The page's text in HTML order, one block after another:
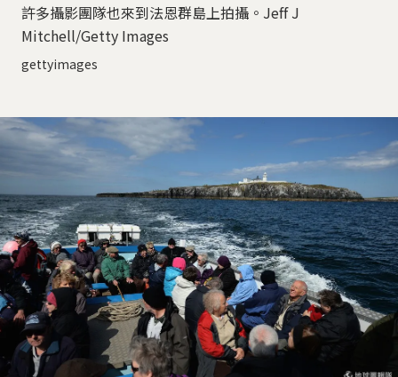
許多攝影團隊也來到法恩群島上拍攝。Jeff J
Mitchell/Getty Images
gettyimages